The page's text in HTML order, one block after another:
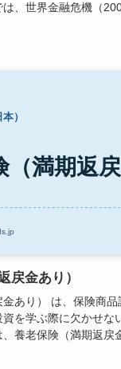
、世界金融危機（
戻金あり）
あり） は、保険商
を学ぶ際に欠かせな
養老保険（満期返戻